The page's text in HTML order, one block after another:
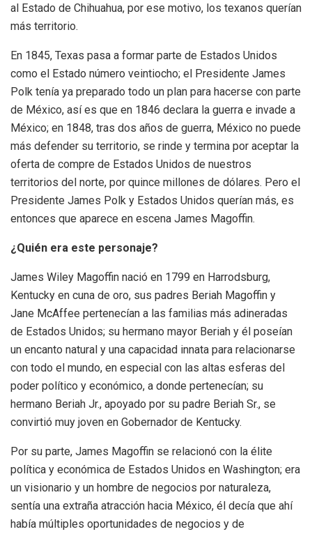
al Estado de Chihuahua, por ese motivo, los texanos querían
más territorio.
En 1845, Texas pasa a formar parte de Estados Unidos
como el Estado número veintiocho; el Presidente James
Polk tenía ya preparado todo un plan para hacerse con parte
de México, así es que en 1846 declara la guerra e invade a
México; en 1848, tras dos años de guerra, México no puede
más defender su territorio, se rinde y termina por aceptar la
oferta de compre de Estados Unidos de nuestros
territorios del norte, por quince millones de dólares. Pero el
Presidente James Polk y Estados Unidos querían más, es
entonces que aparece en escena James Magoffin.
¿Quién era este personaje?
James Wiley Magoffin nació en 1799 en Harrodsburg,
Kentucky en cuna de oro, sus padres Beriah Magoffin y
Jane McAffee pertenecían a las familias más adineradas
de Estados Unidos; su hermano mayor Beriah y él poseían
un encanto natural y una capacidad innata para relacionarse
con todo el mundo, en especial con las altas esferas del
poder político y económico, a donde pertenecían; su
hermano Beriah Jr., apoyado por su padre Beriah Sr., se
convirtió muy joven en Gobernador de Kentucky.
Por su parte, James Magoffin se relacionó con la élite
política y económica de Estados Unidos en Washington; era
un visionario y un hombre de negocios por naturaleza,
sentía una extraña atracción hacia México, él decía que ahí
había múltiples oportunidades de negocios y de